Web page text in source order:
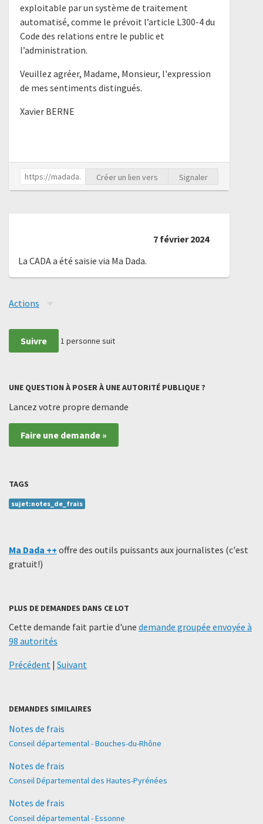
exploitable par un système de traitement
automatisé, comme le prévoit l’article L300-4 du
Code des relations entre le public et
l’administration.
Veuillez agréer, Madame, Monsieur, l'expression
de mes sentiments distingués.
Xavier BERNE
Créer un lien vers Signaler
7 février 2024
La CADA a été saisie via Ma Dada.
Actions
Suivre 1 personne suit
UNE QUESTION À POSER À UNE AUTORITÉ PUBLIQUE ?
Lancez votre propre demande
Faire une demande »
TAGS
sujet:notes_de_frais
Ma Dada ++ offre des outils puissants aux journalistes (c'est
gratuit!)
PLUS DE DEMANDES DANS CE LOT
Cette demande fait partie d'une demande groupée envoyée à
98 autorités
Précédent | Suivant
DEMANDES SIMILAIRES
Notes de frais
Conseil départemental - Bouches-du-Rhône
Notes de frais
Conseil Départemental des Hautes-Pyrénées
Notes de frais
Conseil départemental - Essonne